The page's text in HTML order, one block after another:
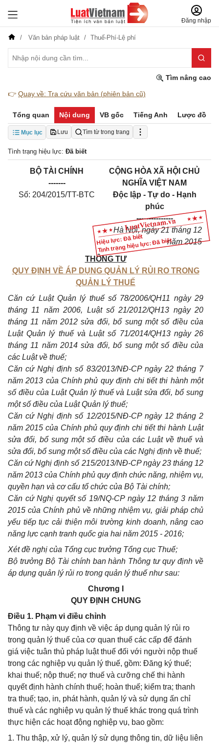
Đăng nhập
Văn bản pháp luật Thuế-Phí-Lệ phí
Tìm nâng cao
👉 Quay về: Tra cứu văn bản (phiên bản cũ)
Tổng quan Nội dung VB gốc Tiếng Anh Lược đồ
Mục lục Lưu Tìm từ trong trang
Tình trạng hiệu lực: Đã biết
Hiệu lực: Đã biết
Tình trạng hiệu lực: Đã biết
BỘ TÀI CHÍNH
-------
Số: 204/2015/TT-BTC
CỘNG HÒA XÃ HỘI CHỦ
NGHĨA VIỆT NAM
Độc lập - Tự do - Hạnh
phúc
---------------
Hà Nội, ngày21tháng 12
năm2015
THÔNG TƯ
QUY ĐỊNH VỀ ÁP DỤNG QUẢN LÝ RỦI RO TRONG
QUẢN LÝ THUẾ
Căn cứ Luật Quản lý thuế số 78/2006/QH11 ngày 29
tháng 11 năm 2006, Luật số 21/2012/QH13 ngày 20
tháng 11 năm 2012 sửa đổi, bổ sung một số điều của
Luật Quản lý thuế và Luật số 71/2014/QH13 ngày 26
tháng 11 năm 2014 sửa đổi, bổ sung một số điều của
các Luật về thuế;
Căn cứ Nghị định số 83/2013/NĐ-CP ngày 22 tháng 7
năm 2013 của Chính phủ quy định chi tiết thi hành một
số điều của Luật Quản lý thuế và Luật sửa đổi, bổ sung
một số điều của Luật Quản lý thuế;
Căn cứ Nghị định số 12/2015/NĐ-CP ngày 12 tháng 2
năm 2015 của Chính phủ quy định chi tiết thi hành Luật
sửa đổi, bổ sung một số điều của các Luật về thuế và
sửa đổi, bổ sung một số điều của các Nghị định về thuế;
Căn cứ Nghị định số 215/2013/NĐ-CP ngày 23 tháng 12
năm 2013 của Chính phủ quy định chức năng, nhiệm vụ,
quyền hạn và cơ cấu tổ chức của Bộ Tài chính;
Căn cứ Nghị quyết số 19/NQ-CP ngày 12 tháng 3 năm
2015 của Chính phủ về những nhiệm vụ, giải pháp chủ
yếu tiếp tục cải thiện môi trường kinh doanh, nâng cao
năng lực cạnh tranh quốc gia hai năm 2015 - 2016;
Xét đề nghị của Tổng cục trưởng Tổng cục Thuế;
Bộ trưởng Bộ Tài chính ban hành Thông tư quy định về
áp dụng quản lý rủi ro trong quản lý thuế như sau:
Chương I
QUY ĐỊNH CHUNG
Điều 1. Phạm vi điều chỉnh
Thông tư này quy định về việc áp dụng quản lý rủi ro
trong quản lý thuế của cơ quan thuế các cấp để đánh
giá việc tuân thủ pháp luật thuế đối với người nộp thuế
trong các nghiệp vụ quản lý thuế, gồm: Đăng ký thuế;
khai thuế; nộp thuế; nợ thuế và cưỡng chế thi hành
quyết định hành chính thuế; hoàn thuế; kiểm tra; thanh
tra thuế; tạo, in, phát hành, quản lý và sử dụng ấn chỉ
thuế và các nghiệp vụ quản lý thuế khác trong quá trình
thực hiện các hoạt động nghiệp vụ, bao gồm:
1. Thu thập, xử lý, quản lý sử dụng thông tin, dữ liệu liên